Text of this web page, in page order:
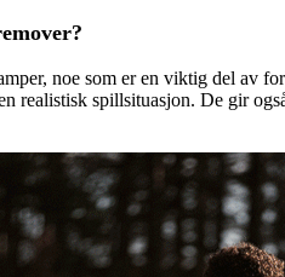
noe som er en viktig del av
realistisk spillsituasjon. De gir